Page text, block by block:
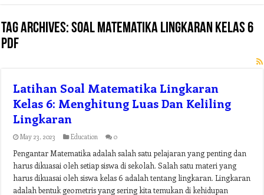
Tag Archives:soal matematika lingkaran kelas 6
pdf
Latihan Soal Matematika Lingkaran
Kelas 6: Menghitung Luas Dan Keliling
Lingkaran
May 23, 2023 Education 0
Pengantar Matematika adalah salah satu pelajaran yang penting dan
harus dikuasai oleh setiap siswa di sekolah. Salah satu materi yang
harus dikuasai oleh siswa kelas 6 adalah tentang lingkaran. Lingkaran
adalah bentuk geometris yang sering kita temukan di kehidupan